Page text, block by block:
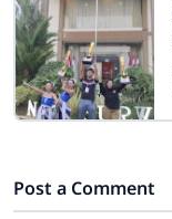
Post a Comment